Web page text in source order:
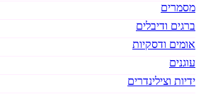
מסמרים
ברגים ודיבלים
אומים ודסקיות
עוגנים
ידיות וצילינדרים